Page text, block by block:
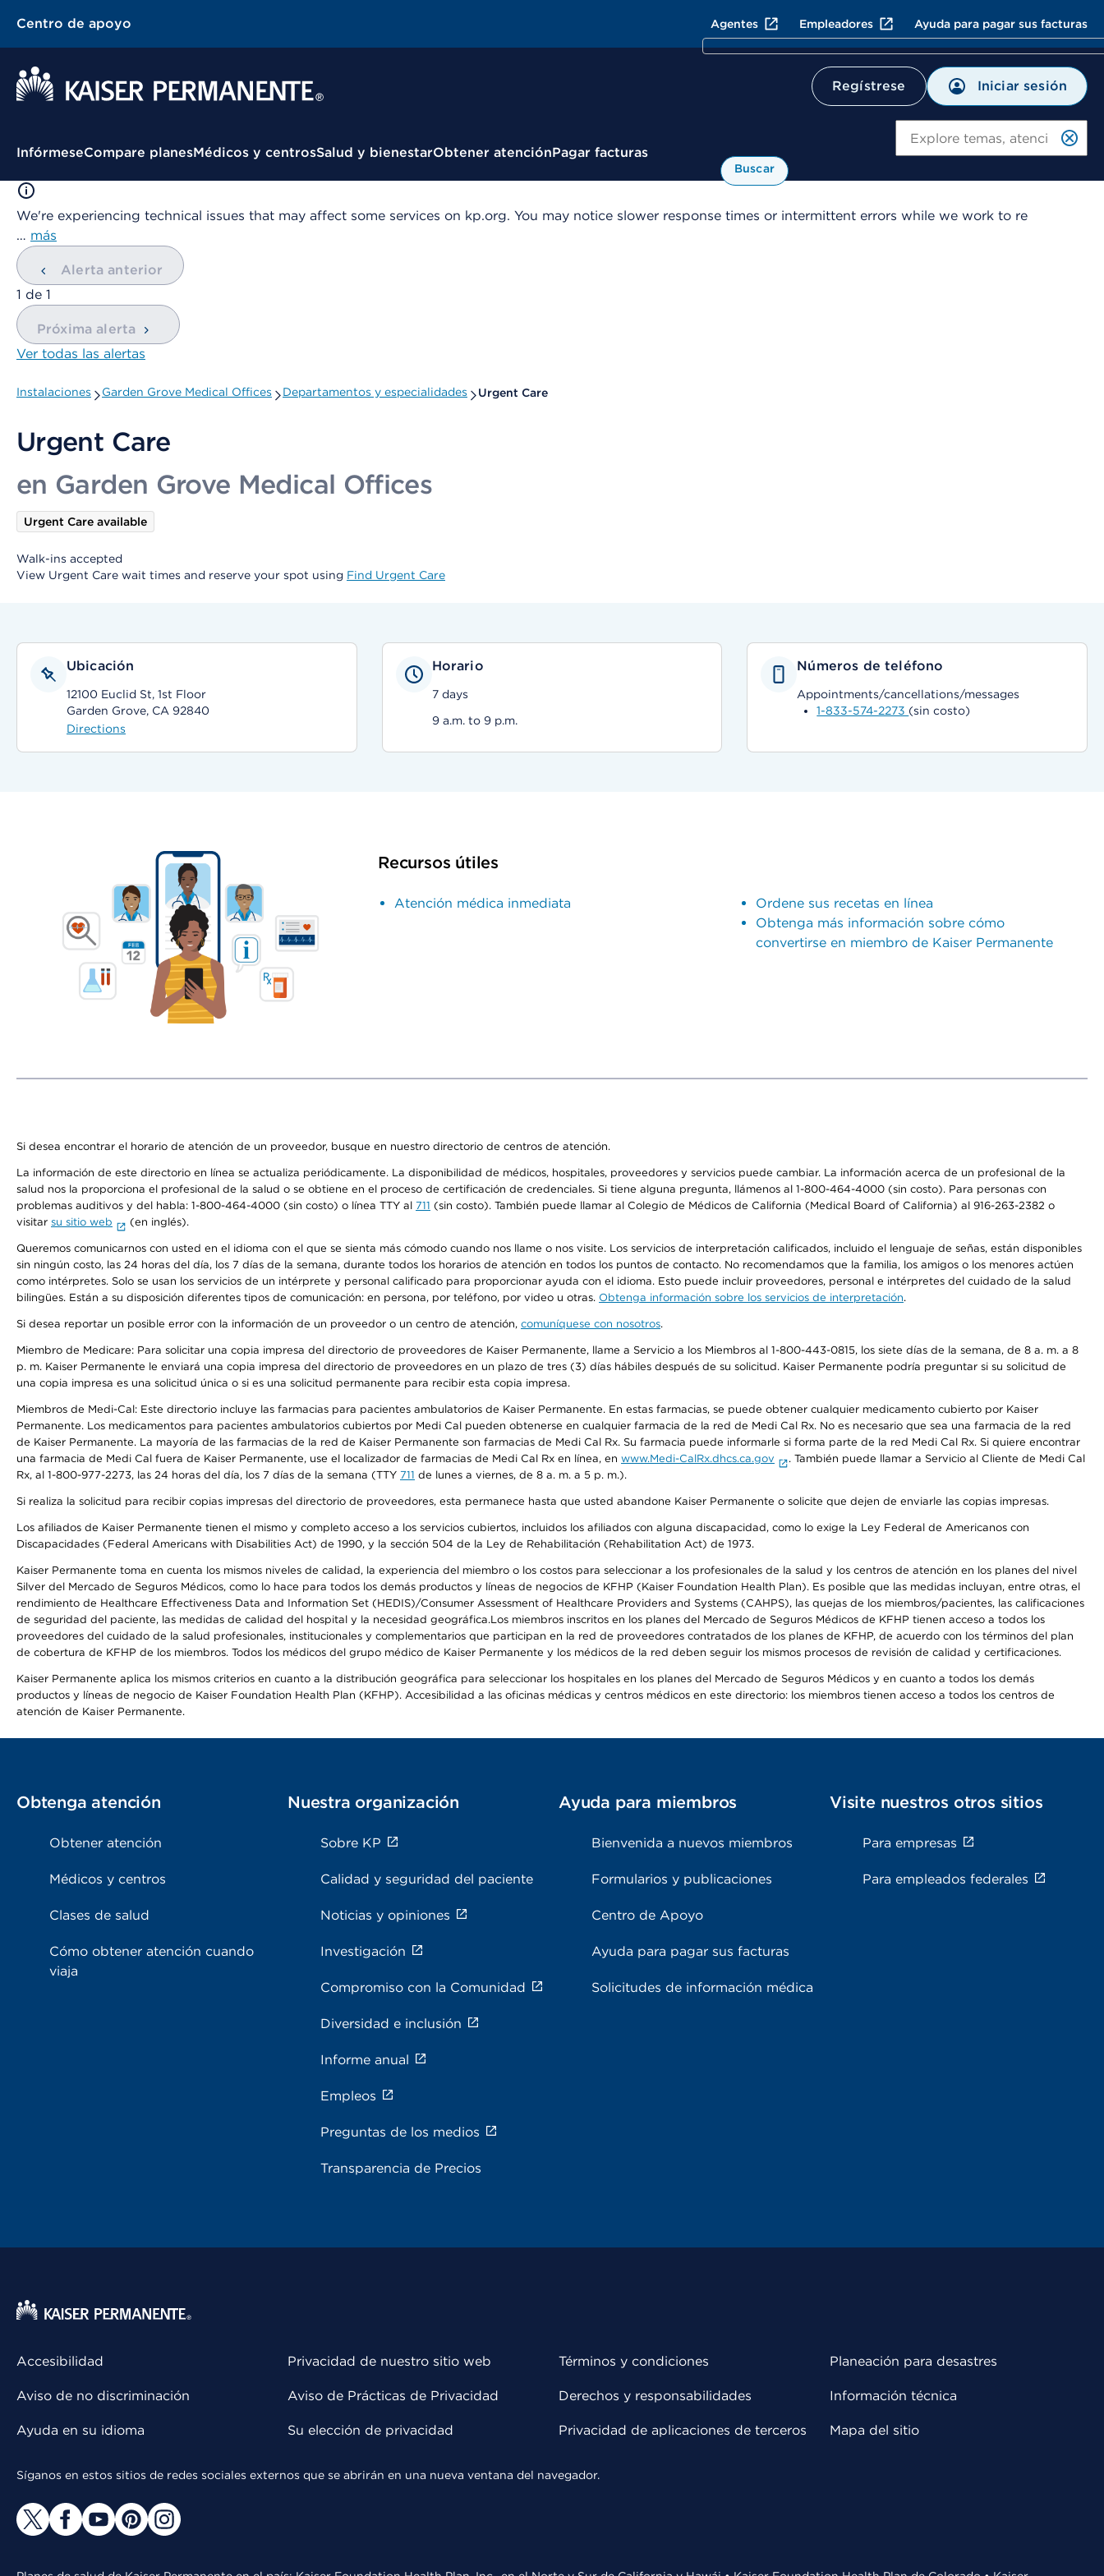
Centro de apoyo Agentes Empleadores Ayuda para pagar sus facturas
Regístrese Iniciar sesión
Menú contextual
InfórmeseCompare planesMédicos y centrosSalud y bienestarObtener atenciónPagar facturas
Buscar
We're experiencing technical issues that may affect some services on kp.org. You may notice slower response times or intermittent errors while we work to re
… más
Alerta anterior
mostrando
1 de 1
Próxima alerta
Ver todas las alertas
Instalaciones Garden Grove Medical Offices Departamentos y especialidades Urgent Care
Urgent Care
en Garden Grove Medical Offices
Urgent Care available
Walk-ins accepted
View Urgent Care wait times and reserve your spot using Find Urgent Care
Ubicación
12100 Euclid St, 1st Floor
Garden Grove, CA 92840
Directions
Horario
7 days
9 a.m. to 9 p.m.
Números de teléfono
Appointments/cancellations/messages
1-833-574-2273 (sin costo)
Recursos útiles
Atención médica inmediata
Ordene sus recetas en línea
Obtenga más información sobre cómo
convertirse en miembro de Kaiser Permanente
Si desea encontrar el horario de atención de un proveedor, busque en nuestro directorio de centros de atención.
La información de este directorio en línea se actualiza periódicamente. La disponibilidad de médicos, hospitales, proveedores y servicios puede cambiar. La información acerca de un profesional de la
salud nos la proporciona el profesional de la salud o se obtiene en el proceso de certificación de credenciales. Si tiene alguna pregunta, llámenos al 1-800-464-4000 (sin costo). Para personas con
problemas auditivos y del habla: 1-800-464-4000 (sin costo) o línea TTY al 711 (sin costo). También puede llamar al Colegio de Médicos de California (Medical Board of California) al 916-263-2382 o
visitar su sitio web (en inglés).
Queremos comunicarnos con usted en el idioma con el que se sienta más cómodo cuando nos llame o nos visite. Los servicios de interpretación calificados, incluido el lenguaje de señas, están disponibles
sin ningún costo, las 24 horas del día, los 7 días de la semana, durante todos los horarios de atención en todos los puntos de contacto. No recomendamos que la familia, los amigos o los menores actúen
como intérpretes. Solo se usan los servicios de un intérprete y personal calificado para proporcionar ayuda con el idioma. Esto puede incluir proveedores, personal e intérpretes del cuidado de la salud
bilingües. Están a su disposición diferentes tipos de comunicación: en persona, por teléfono, por video u otras. Obtenga información sobre los servicios de interpretación.
Si desea reportar un posible error con la información de un proveedor o un centro de atención, comuníquese con nosotros.
Miembro de Medicare: Para solicitar una copia impresa del directorio de proveedores de Kaiser Permanente, llame a Servicio a los Miembros al 1-800-443-0815, los siete días de la semana, de 8 a. m. a 8
p. m. Kaiser Permanente le enviará una copia impresa del directorio de proveedores en un plazo de tres (3) días hábiles después de su solicitud. Kaiser Permanente podría preguntar si su solicitud de
una copia impresa es una solicitud única o si es una solicitud permanente para recibir esta copia impresa.
Miembros de Medi-Cal: Este directorio incluye las farmacias para pacientes ambulatorios de Kaiser Permanente. En estas farmacias, se puede obtener cualquier medicamento cubierto por Kaiser
Permanente. Los medicamentos para pacientes ambulatorios cubiertos por Medi Cal pueden obtenerse en cualquier farmacia de la red de Medi Cal Rx. No es necesario que sea una farmacia de la red
de Kaiser Permanente. La mayoría de las farmacias de la red de Kaiser Permanente son farmacias de Medi Cal Rx. Su farmacia puede informarle si forma parte de la red Medi Cal Rx. Si quiere encontrar
una farmacia de Medi Cal fuera de Kaiser Permanente, use el localizador de farmacias de Medi Cal Rx en línea, en www.Medi-CalRx.dhcs.ca.gov
. También puede llamar a Servicio al Cliente de Medi Cal
Rx, al 1-800-977-2273, las 24 horas del día, los 7 días de la semana (TTY 711 de lunes a viernes, de 8 a. m. a 5 p. m.).
Si realiza la solicitud para recibir copias impresas del directorio de proveedores, esta permanece hasta que usted abandone Kaiser Permanente o solicite que dejen de enviarle las copias impresas.
Los afiliados de Kaiser Permanente tienen el mismo y completo acceso a los servicios cubiertos, incluidos los afiliados con alguna discapacidad, como lo exige la Ley Federal de Americanos con
Discapacidades (Federal Americans with Disabilities Act) de 1990, y la sección 504 de la Ley de Rehabilitación (Rehabilitation Act) de 1973.
Kaiser Permanente toma en cuenta los mismos niveles de calidad, la experiencia del miembro o los costos para seleccionar a los profesionales de la salud y los centros de atención en los planes del nivel
Silver del Mercado de Seguros Médicos, como lo hace para todos los demás productos y líneas de negocios de KFHP (Kaiser Foundation Health Plan). Es posible que las medidas incluyan, entre otras, el
rendimiento de Healthcare Effectiveness Data and Information Set (HEDIS)/Consumer Assessment of Healthcare Providers and Systems (CAHPS), las quejas de los miembros/pacientes, las calificaciones
de seguridad del paciente, las medidas de calidad del hospital y la necesidad geográfica.Los miembros inscritos en los planes del Mercado de Seguros Médicos de KFHP tienen acceso a todos los
proveedores del cuidado de la salud profesionales, institucionales y complementarios que participan en la red de proveedores contratados de los planes de KFHP, de acuerdo con los términos del plan
de cobertura de KFHP de los miembros. Todos los médicos del grupo médico de Kaiser Permanente y los médicos de la red deben seguir los mismos procesos de revisión de calidad y certificaciones.
Kaiser Permanente aplica los mismos criterios en cuanto a la distribución geográfica para seleccionar los hospitales en los planes del Mercado de Seguros Médicos y en cuanto a todos los demás
productos y líneas de negocio de Kaiser Foundation Health Plan (KFHP). Accesibilidad a las oficinas médicas y centros médicos en este directorio: los miembros tienen acceso a todos los centros de
atención de Kaiser Permanente.
Obtenga atención
Obtener atención
Médicos y centros
Clases de salud
Cómo obtener atención cuando
viaja
Nuestra organización
Sobre KP
Calidad y seguridad del paciente
Noticias y opiniones
Investigación
Compromiso con la Comunidad
Diversidad e inclusión
Informe anual
Empleos
Preguntas de los medios
Transparencia de Precios
Ayuda para miembros
Bienvenida a nuevos miembros
Formularios y publicaciones
Centro de Apoyo
Ayuda para pagar sus facturas
Solicitudes de información médica
Visite nuestros otros sitios
Para empresas
Para empleados federales
Accesibilidad
Aviso de no discriminación
Ayuda en su idioma
Privacidad de nuestro sitio web
Aviso de Prácticas de Privacidad
Su elección de privacidad
Términos y condiciones
Derechos y responsabilidades
Privacidad de aplicaciones de terceros
Planeación para desastres
Información técnica
Mapa del sitio
Síganos en estos sitios de redes sociales externos que se abrirán en una nueva ventana del navegador.